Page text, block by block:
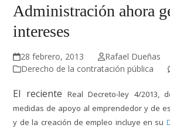
Administración ahora
intereses
28 febrero, 2013
Rafael Dueñas
Derecho de la contratación pública
El recienteReal Decreto-ley 4/2013,
medidas de apoyo al emprendedor y de
y de la creación de empleo incluye en su